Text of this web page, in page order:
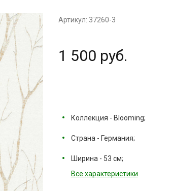
Артикул: 37260-3
1 500 руб.
Коллекция - Blooming;
Страна - Германия;
Ширина - 53 см;
Все характеристики